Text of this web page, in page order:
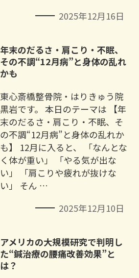
2025年12月16日
年末のだるさ・肩こり・不眠、
その不調“12月病”と身体の乱れ
かも
東心斎橋整骨院・はりきゅう院
黒岩です。 本日のテーマは 【年
末のだるさ・肩こり・不眠、そ
の不調“12月病”と身体の乱れか
も】 12月に入ると、 「なんとな
く体が重い」 「やる気が出な
い」 「肩こりや疲れが抜けな
い」 そん …
2025年12月10日
アメリカの大規模研究で判明し
た“鍼治療の腰痛改善効果”と
は？